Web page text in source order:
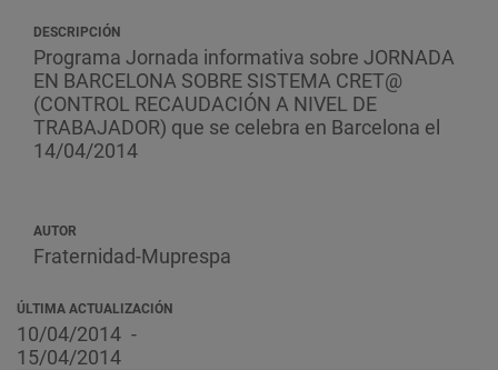
DESCRIPCIÓN
Programa Jornada informativa sobre JORNADA
EN BARCELONA SOBRE SISTEMA CRET@
(CONTROL RECAUDACIÓN A NIVEL DE
TRABAJADOR) que se celebra en Barcelona el
14/04/2014
AUTOR
Fraternidad-Muprespa
ÚLTIMA ACTUALIZACIÓN
10/04/2014
15/04/2014